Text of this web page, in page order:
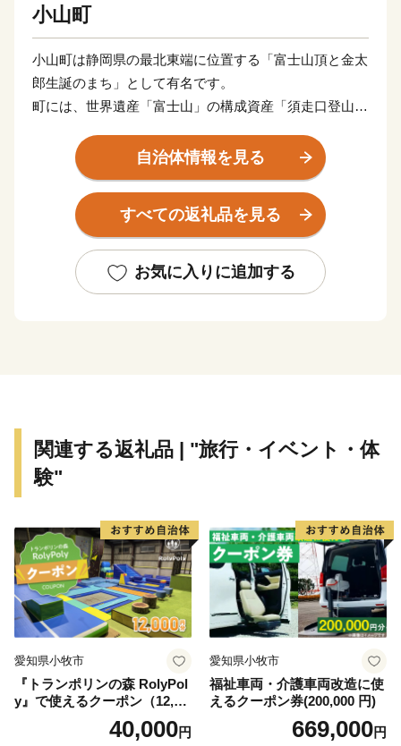
小山町
小山町は静岡県の最北東端に位置する「富士山頂と金太
郎生誕のまち」として有名です。
町には、世界遺産「富士山」の構成資産「須走口登山
豊富なため、わさびや稲作の生産が盛んで、町内には美
しい水田が広がっています。
童謡にも歌われる「足柄山の金太郎」の誕生の地として
も知られ、ゆかりの史跡も数多く残り、歴史ある町でも
その他にも日本さくら名所百選に選ばれた「冨士霊園の
桜」、日本最大のレーシングコース「富士スピードウェ
ふるさと納税を通じて、本町の良さを少しでも感じてい
ただければ幸いです。
だきますので、これからもご支援賜りますようお願い申
し上げます。
自治体情報を見る
すべての返礼品を見る
お気に入りに追加する
関連する返礼品 | "旅行・イベント・体
験"
愛知県小牧市
『トランポリンの森 RolyPol
y』で使えるクーポン（12,00
40,000円
愛知県小牧市
福祉車両・介護車両改造に使
えるクーポン券(200,000 円)
669,000円